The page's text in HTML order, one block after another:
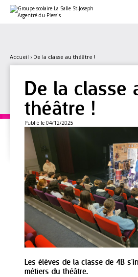
contenu.
personnels
Accueil › De la classe au théâtre !
De la classe
théâtre !
Publié le 04/12/2025
Les élèves de la classe de 4B
métiers du théâtre.